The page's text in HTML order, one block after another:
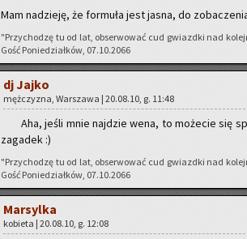
Mam na­dzie­ję, że for­mu­ła jest jasna, do
"Przy­cho­dzę tu od lat, ob­ser­wo­wać cud gwiazd­ki nad
Gość Po­nie­dział­ków, 07.10.2066
dj Jajko
męż­czy­zna, War­sza­wa | 20.08.10, g. 11:48
Aha, jeśli mnie naj­dzie wena, to mo­że­cie się
za­ga­dek :)
"Przy­cho­dzę tu od lat, ob­ser­wo­wać cud gwiazd­ki nad
Gość Po­nie­dział­ków, 07.10.2066
Mar­syl­ka
ko­bie­ta | 20.08.10, g. 12:08